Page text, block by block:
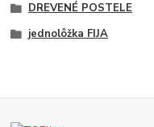
DREVENÉ POSTELE
jednolôžka FIJA